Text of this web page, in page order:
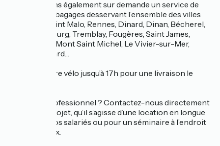
Nous assurons également sur demande un service de
transport de bagages desservant l’ensemble des villes
suivantes : Saint Malo, Rennes, Dinard, Dinan, Bécherel,
Hédé, Combourg, Tremblay, Fougères, Saint James,
Pontorson – Mont Saint Michel, Le Vivier-sur-Mer,
Cancale, Dinard…
Réservez votre vélo jusqu’à 17h pour une livraison le
Vous êtes professionnel ? Contactez-nous directement
pour votre projet, qu’il s’agisse d’une location en longue
durée pour vos salariés ou pour un séminaire à l’endroit
de votre choix.